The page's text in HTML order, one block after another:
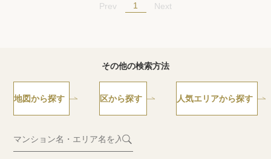
Prev 1 Next
その他の検索方法
地図から探す 区から探す 人気エリアから探す